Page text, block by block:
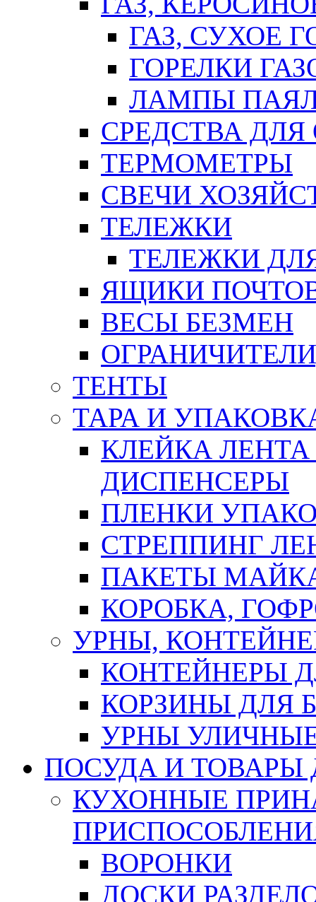
ГАЗ, СУХОЕ
ГОРЕЛКИ
ЛАМПЫ
СРЕДСТВА
ТЕРМОМЕТРЫ
СВЕЧИ
ТЕЛЕЖКИ
ТЕЛЕЖКИ
ЯЩИКИ
ВЕСЫ БЕЗМЕН
ТЕНТЫ
ТАРА И
КЛЕЙКА
ДИСПЕНСЕРЫ
ПЛЕНКИ
СТРЕППИНГ
ПАКЕТЫ
КОРОБКА,
УРНЫ,
КОНТЕЙНЕРЫ
КОРЗИНЫ ДЛЯ
УРНЫ
ПОСУДА И ТОВАРЫ
КУХОННЫЕ
ВОРОНКИ
ДОСКИ